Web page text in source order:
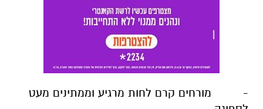
- מורחים קרם לחות מרגיע וממתינים מעט